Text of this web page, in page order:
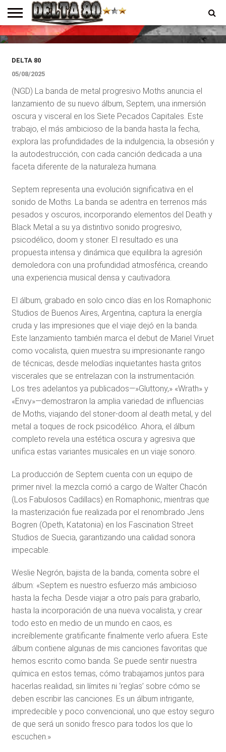
ENTREVISTAS
PREMIOS
PRODUCCIONES
PROGRAMACION
CONTACTO
HOMEPAGE
demuestra su versatilidad
musical
DELTA 80
05/08/2025
(NGD) La banda de metal progresivo Moths anuncia el
lanzamiento de su nuevo álbum, Septem, una inmersión
oscura y visceral en los Siete Pecados Capitales. Este
trabajo, el más ambicioso de la banda hasta la fecha,
explora las profundidades de la indulgencia, la obsesión y
la autodestrucción, con cada canción dedicada a una
faceta diferente de la naturaleza humana.
Septem representa una evolución significativa en el
sonido de Moths. La banda se adentra en terrenos más
pesados y oscuros, incorporando elementos del Death y
Black Metal a su ya distintivo sonido progresivo,
psicodélico, doom y stoner. El resultado es una
propuesta intensa y dinámica que equilibra la agresión
demoledora con una profundidad atmosférica, creando
una experiencia musical densa y cautivadora.
El álbum, grabado en solo cinco días en los Romaphonic
Studios de Buenos Aires, Argentina, captura la energía
cruda y las impresiones que el viaje dejó en la banda.
Este lanzamiento también marca el debut de Mariel Viruet
como vocalista, quien muestra su impresionante rango
de técnicas, desde melodías inquietantes hasta gritos
viscerales que se entrelazan con la instrumentación.
Los tres adelantos ya publicados—»Gluttony,» «Wrath» y
«Envy»—demostraron la amplia variedad de influencias
de Moths, viajando del stoner-doom al death metal, y del
metal a toques de rock psicodélico. Ahora, el álbum
completo revela una estética oscura y agresiva que
unifica estas variantes musicales en un viaje sonoro.
La producción de Septem cuenta con un equipo de
primer nivel: la mezcla corrió a cargo de Walter Chacón
(Los Fabulosos Cadillacs) en Romaphonic, mientras que
la masterización fue realizada por el renombrado Jens
Bogren (Opeth, Katatonia) en los Fascination Street
Studios de Suecia, garantizando una calidad sonora
impecable.
Weslie Negrón, bajista de la banda, comenta sobre el
álbum: «Septem es nuestro esfuerzo más ambicioso
hasta la fecha. Desde viajar a otro país para grabarlo,
hasta la incorporación de una nueva vocalista, y crear
todo esto en medio de un mundo en caos, es
increíblemente gratificante finalmente verlo afuera. Este
álbum contiene algunas de mis canciones favoritas que
hemos escrito como banda. Se puede sentir nuestra
química en estos temas, cómo trabajamos juntos para
hacerlas realidad, sin límites ni ‘reglas’ sobre cómo se
deben escribir las canciones. Es un álbum intrigante,
impredecible y poco convencional, uno que estoy seguro
de que será un sonido fresco para todos los que lo
escuchen.»